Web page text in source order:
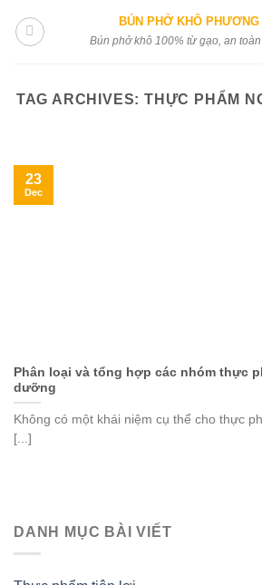
BÚN PHỞ KHÔ PHƯƠNG
Bún phở khô 100% từ gạo, an
TAG ARCHIVES: THỰC PHẨM
Phân loại và tổng hợp các nhóm thực
dưỡng
Không có một khái niệm cụ thể cho thực
[...]
23
Dec
DANH MỤC BÀI VIẾT